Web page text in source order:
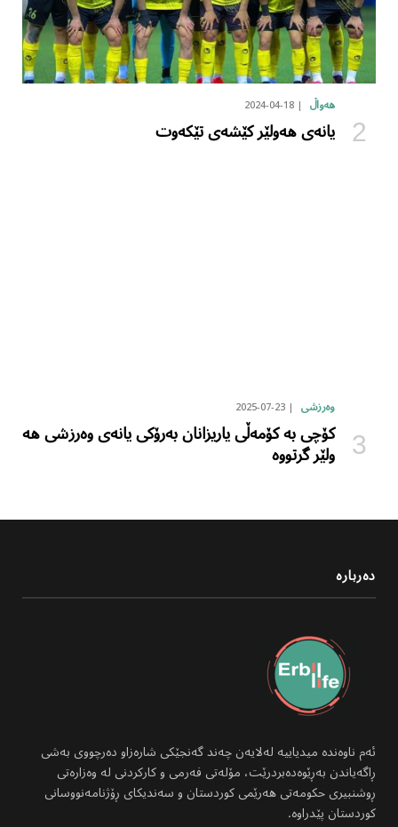
هەواڵ 2024-04-18
یانەی هەولێر کێشەی تێکەوت
وەرزشی 2025-07-23
کۆچی بە کۆمەڵی یاریزانان بەرۆکی یانەی وەرزشی هە
ولێر گرتووە
دەربارە
ئەم ناوەندە میدیاییە لەلایەن چەند گەنجێکی شارەزاو دەرچووی بەشی
ڕاگەیاندن بەڕێوەدەبردرێت، مۆلەتی فەرمی و کارکردنی لە وەزارەتی
ڕوشنبیری حکومەتی هەرێمی کوردستان و سەندیکای ڕۆژنامەنووسانی
کوردستان پێدراوە.